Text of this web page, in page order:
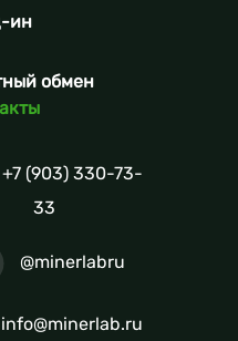
ин
обмен
+7 (903) 330-73-
33
@minerlabru
info@minerlab.ru